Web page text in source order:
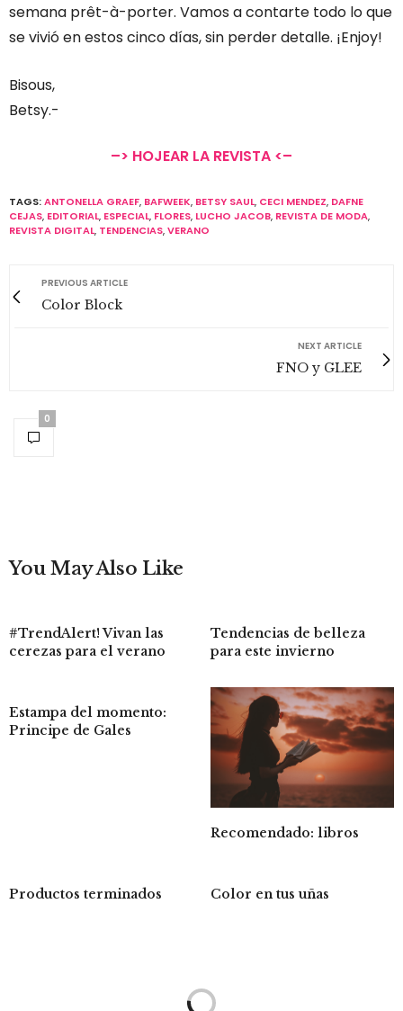
semana prêt-à-porter. Vamos a contarte todo lo que
se vivió en estos cinco días, sin perder detalle. ¡Enjoy!
Bisous,
Betsy.-
–> HOJEAR LA REVISTA <–
TAGS:ANTONELLA GRAEF, BAFWEEK, BETSY SAUL, CECI MENDEZ, DAFNE
CEJAS, EDITORIAL, ESPECIAL, FLORES, LUCHO JACOB, REVISTA DE MODA,
REVISTA DIGITAL, TENDENCIAS,VERANO
PREVIOUS ARTICLE
Color Block
NEXT ARTICLE
FNO y GLEE
0
You May Also Like
#TrendAlert! Vivan las
cerezas para el verano
Tendencias de belleza
para este invierno
Estampa del momento:
Principe de Gales
Recomendado: libros
Productos terminados Color en tus uñas